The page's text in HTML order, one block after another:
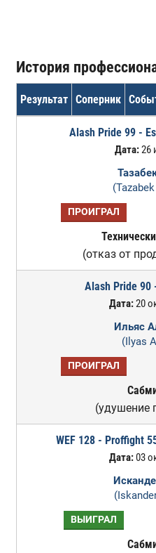
История
Результат Соперник
Alash Pride 99 -
Дата:26
ПРОИГРАЛ
(отказ от
Alash Pride 90
Дата:20
Ильяс
(Ilyas
ПРОИГРАЛ
(удушение
WEF 128 - Proffight
Дата:03
ВЫИГРАЛ